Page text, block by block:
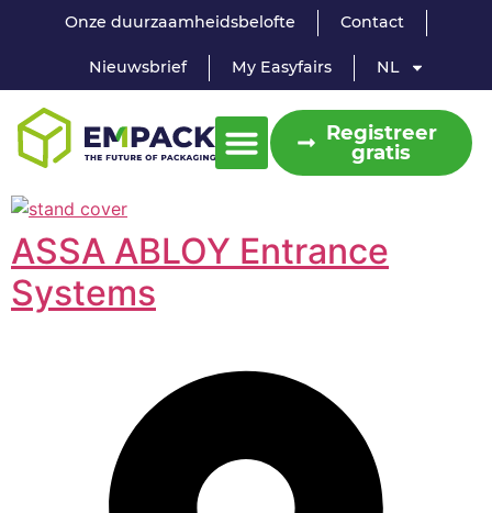
Onze duurzaamheidsbelofte Contact
Nieuwsbrief My Easyfairs NL
Registreer
gratis
ASSA ABLOY Entrance
Systems